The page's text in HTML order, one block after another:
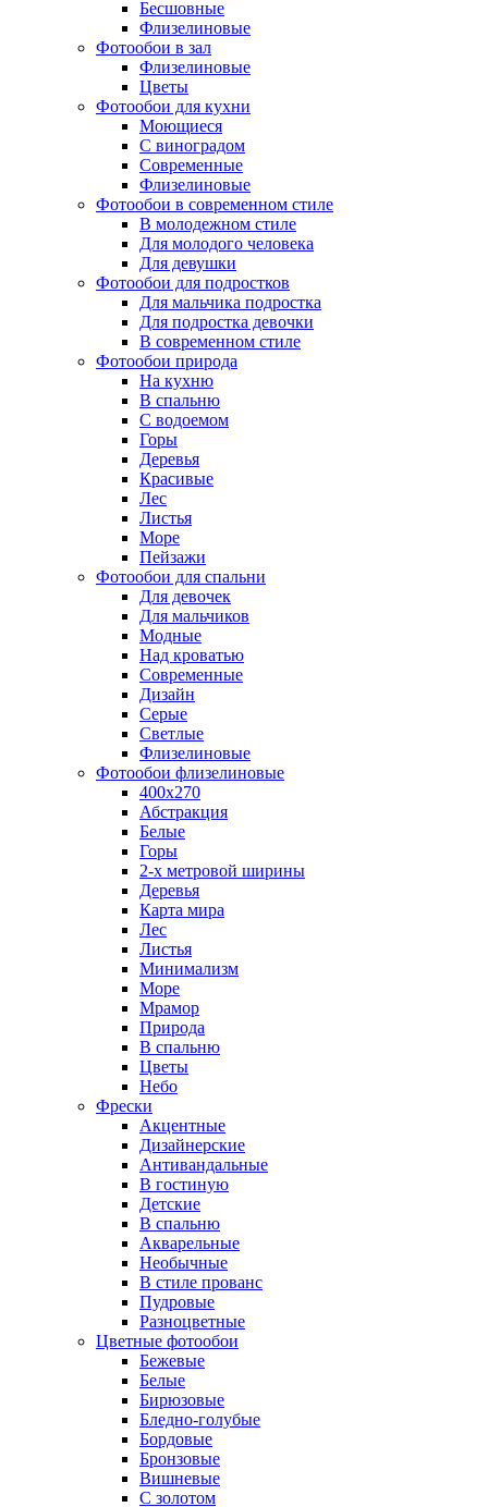
Бесшовные
Флизелиновые
Фотообои в зал
Флизелиновые
Цветы
Фотообои для кухни
Моющиеся
С виноградом
Современные
Флизелиновые
Фотообои в современном стиле
В молодежном стиле
Для молодого человека
Для девушки
Фотообои для подростков
Для мальчика подростка
Для подростка девочки
В современном стиле
Фотообои природа
На кухню
В спальню
С водоемом
Горы
Деревья
Красивые
Лес
Листья
Море
Пейзажи
Фотообои для спальни
Для девочек
Для мальчиков
Модные
Над кроватью
Современные
Дизайн
Серые
Светлые
Флизелиновые
Фотообои флизелиновые
400х270
Абстракция
Белые
Горы
2-х метровой ширины
Деревья
Карта мира
Лес
Листья
Минимализм
Море
Мрамор
Природа
В спальню
Цветы
Небо
Фрески
Акцентные
Дизайнерские
Антивандальные
В гостиную
Детские
В спальню
Акварельные
Необычные
В стиле прованс
Пудровые
Разноцветные
Цветные фотообои
Бежевые
Белые
Бирюзовые
Бледно-голубые
Бордовые
Бронзовые
Вишневые
С золотом